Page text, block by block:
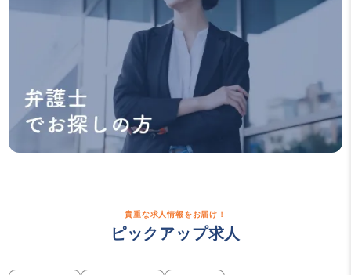
貴重な求人情報をお届け！
ピックアップ求人